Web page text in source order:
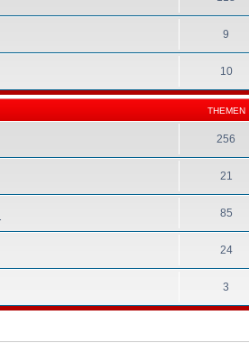
9
10
THEMEN
256
21
85
24
3